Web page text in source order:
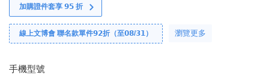
加購證件套享 𝟵𝟱 折
線上文博會 聯名款單件𝟵𝟮折（至𝟬𝟴/𝟯𝟭） 瀏覽更多
手機型號